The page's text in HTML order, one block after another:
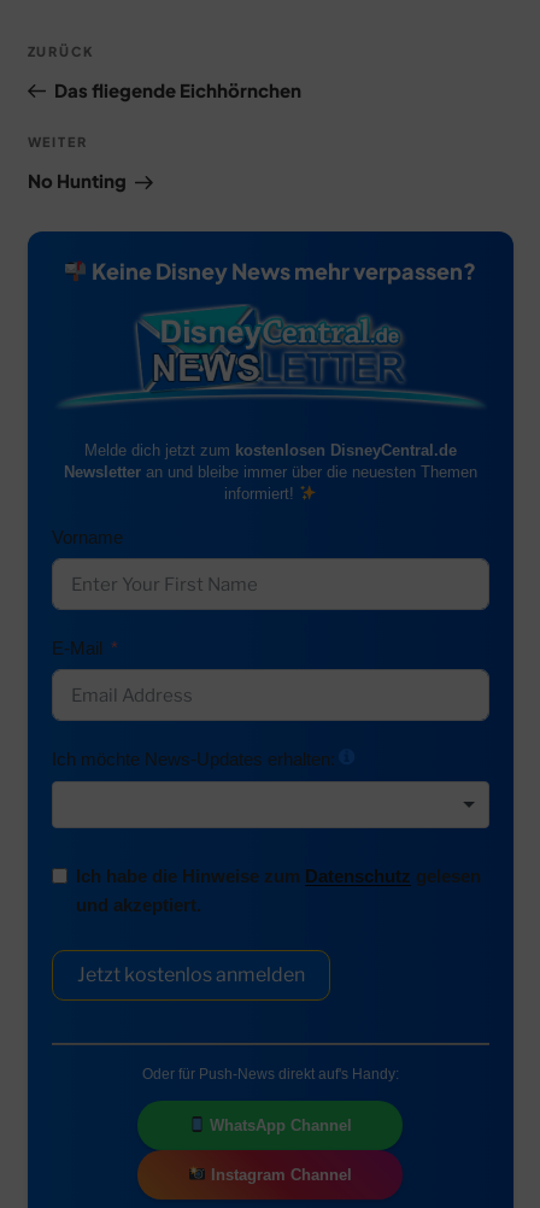
Beitragsnavigation
Vorheriger
Beitrag
ZURÜCK
Das fliegende Eichhörnchen
Nächster
Beitrag
WEITER
No Hunting
Keine Disney News mehr verpassen?
Melde dich jetzt zum kostenlosen DisneyCentral.de
Newsletteran und bleibe immer über die neuesten Themen
informiert!
Vorname
E-Mail
Ich möchte News-Updates erhalten:
Ich habe die Hinweise zum Datenschutz gelesen
und akzeptiert.
Jetzt kostenlos anmelden
Oder für Push-News direkt auf's Handy:
WhatsApp Channel
Instagram Channel